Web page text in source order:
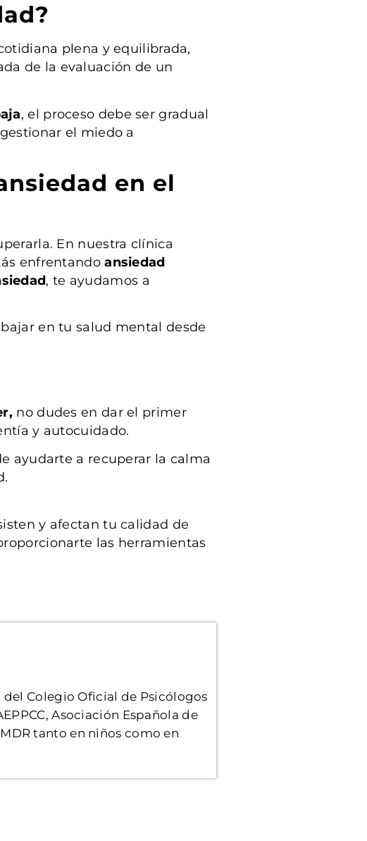
plena y equilibrada,
de la evaluación de un
, el proceso debe ser gradual
el miedo a
en el
En nuestra clínica
enfrentandoansiedad
, te ayudamos a
en tu salud mental desde
no dudes en dar el primer
y autocuidado.
ayudarte a recuperar la calma
y afectan tu calidad de
las herramientas
Colegio Oficial de Psicólogos
Asociación Española de
tanto en niños como en